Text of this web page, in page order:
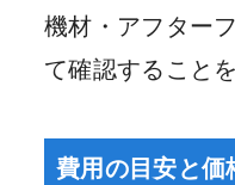
機材・アフター
て確認すること
費用の目安と価